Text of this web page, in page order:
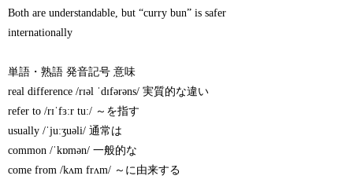
Both are understandable, but “curry bun” is safer
internationally
単語・熟語 発音記号 意味
real difference /rɪəl ˈdɪfərəns/ 実質的な違い
refer to /rɪˈfɜːr tuː/ ～を指す
usually /ˈjuːʒuəli/ 通常は
common /ˈkɒmən/ 一般的な
come from /kʌm frʌm/ ～に由来する